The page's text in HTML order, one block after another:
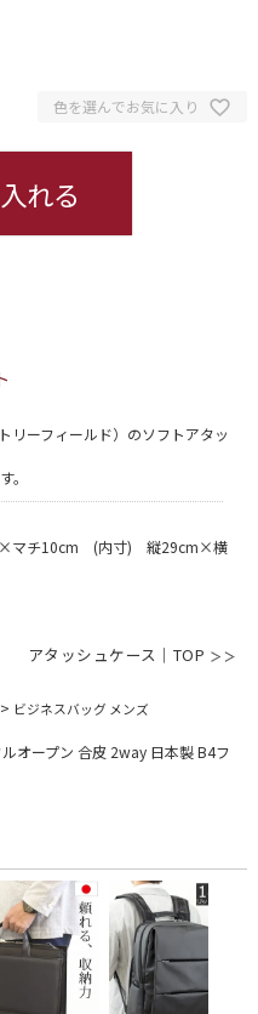
色を選んでお気に入り
れる
リーフィールド）のソフトアタッ
。
マチ10cm (内寸) 縦29cm×横
アタッシュケース｜TOP
ビジネスバッグ メンズ
オープン 合皮 2way 日本製 B4フ